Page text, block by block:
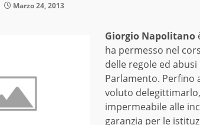
Marzo 24, 2013
Giorgio Napolitano
ha permesso nel
delle regole ed
Parlamento. Perfino
voluto
impermeabile alle
garanzia per le